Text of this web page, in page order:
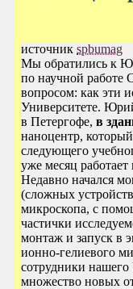
источникspbumag
Мы обратились к
по научной работе
вопросом: как эти
Университете.
в Петергофе,в
наноцентр,
следующего
уже месяц
Недавно начался
(сложных
микроскопа, с
частички
монтаж и запуск в
ионно-гелиевого
сотрудники нашего
множество новых